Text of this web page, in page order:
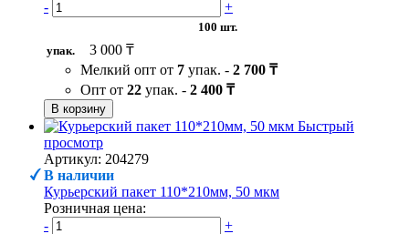
-
+
100 шт.
упак.
3 000 ₸
Мелкий опт от 7 упак. - 2 700 ₸
Опт от 22 упак. - 2 400 ₸
В корзину
Быстрый
просмотр
Артикул: 204279
В наличии
Курьерский пакет 110*210мм, 50 мкм
Розничная цена:
-
+